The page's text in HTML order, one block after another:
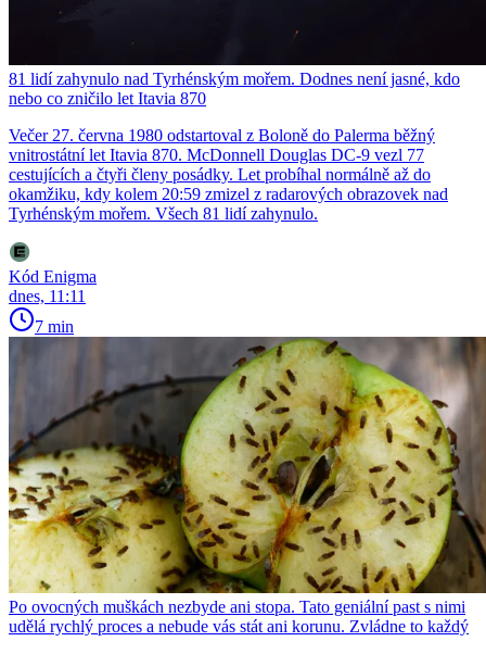
81 lidí zahynulo nad Tyrhénským mořem. Dodnes není jasné, kdo
nebo co zničilo let Itavia 870
Večer 27. června 1980 odstartoval z Boloně do Palerma běžný
vnitrostátní let Itavia 870. McDonnell Douglas DC-9 vezl 77
cestujících a čtyři členy posádky. Let probíhal normálně až do
okamžiku, kdy kolem 20:59 zmizel z radarových obrazovek nad
Tyrhénským mořem. Všech 81 lidí zahynulo.
Kód Enigma
dnes, 11:11
7 min
Po ovocných muškách nezbyde ani stopa. Tato geniální past s nimi
udělá rychlý proces a nebude vás stát ani korunu. Zvládne to každý